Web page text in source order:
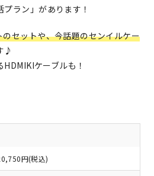
ラン」があります！
セットや、今話題のセンイルケー
♪
ケーブルも！
円(税込)